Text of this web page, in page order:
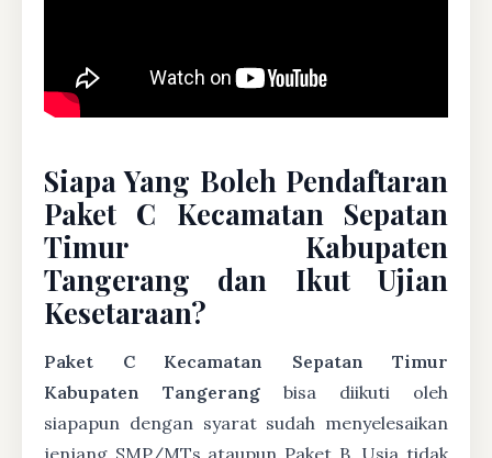
Siapa Yang Boleh Pendaftaran
Paket C Kecamatan Sepatan
Timur Kabupaten
Tangerang dan Ikut Ujian
Kesetaraan?
Paket C Kecamatan Sepatan Timur
Kabupaten Tangerang bisa diikuti oleh
siapapun dengan syarat sudah menyelesaikan
jenjang SMP/MTs ataupun Paket B, Usia tidak